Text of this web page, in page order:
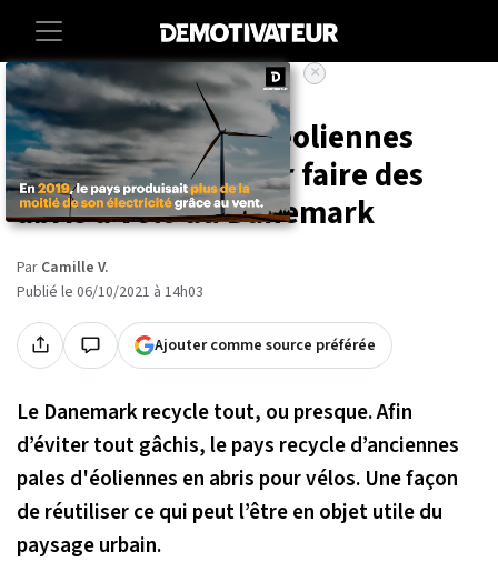
Accueil Societe Environnement
De vieilles pales d'éoliennes
sont recyclées pour faire des
abris à vélo au Danemark
Par Camille V.
Publié le 06/10/2021 à 14h03
Ajouter comme source préférée
×
Le Danemark recycle tout, ou presque. Afin
d’éviter tout gâchis, le pays recycle d’anciennes
pales d'éoliennes en abris pour vélos. Une façon
de réutiliser ce qui peut l’être en objet utile du
paysage urbain.